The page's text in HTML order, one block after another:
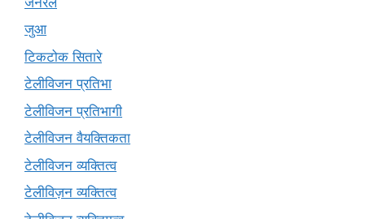
जुआ
टिकटोक सितारे
टेलीविजन प्रतिभा
टेलीविजन प्रतिभागी
टेलीविजन वैयक्तिकता
टेलीविजन व्यक्तित्व
टेलीविज़न व्यक्तित्व